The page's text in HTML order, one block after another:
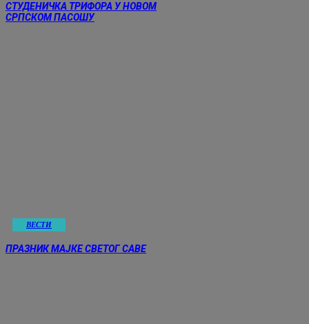
СТУДЕНИЧКА ТРИФОРА У НОВОМ
СРПСКОМ ПАСОШУ
ВЕСТИ
ПРАЗНИК МАЈКЕ СВЕТОГ САВЕ